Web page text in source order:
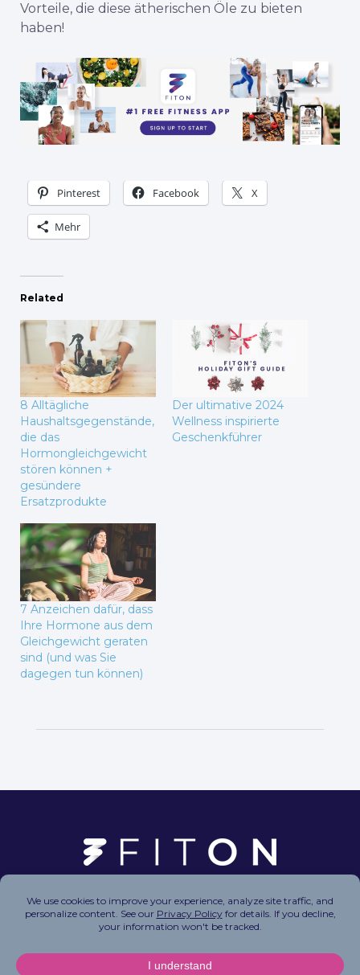
Vorteile, die diese ätherischen Öle zu bieten
haben!
Pinterest Facebook X
Mehr
Related
8 Alltägliche
Haushaltsgegenstände,
die das
Hormongleichgewicht
stören können +
gesündere
Ersatzprodukte
Der ultimative 2024
Wellness inspirierte
Geschenkführer
7 Anzeichen dafür, dass
Ihre Hormone aus dem
Gleichgewicht geraten
sind (und was Sie
dagegen tun können)
Copyright © 2026 FitOn Inc. All Rights Reserved.
Privacy Policy|Terms of Use